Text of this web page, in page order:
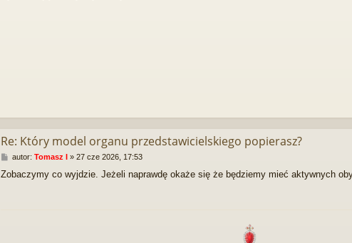
Re: Który model organu przedstawicielskiego popierasz?
P
s
autor: Tomasz I» 27 cze 2026, 17:53
Zobaczymy co wyjdzie. Jeżeli naprawdę okaże się że będziemy mieć aktywnych